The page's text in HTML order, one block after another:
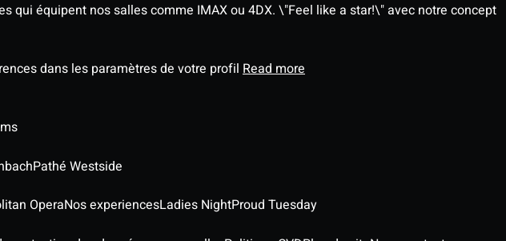
équipent nos salles comme IMAX ou 4DX. \"Feel like a star!\" avec notre concept
dans les paramètres de votre profil Read more
Pathé Westside
OperaNos experiencesLadies NightProud Tuesday